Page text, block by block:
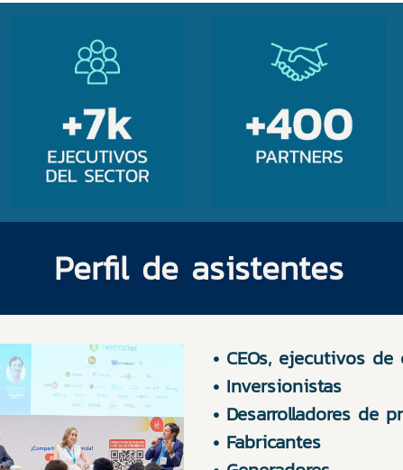
Perfil de asistentes
• CEOs, ejecutivos
• Inversionistas
• Desarrolladores de
• Fabricantes